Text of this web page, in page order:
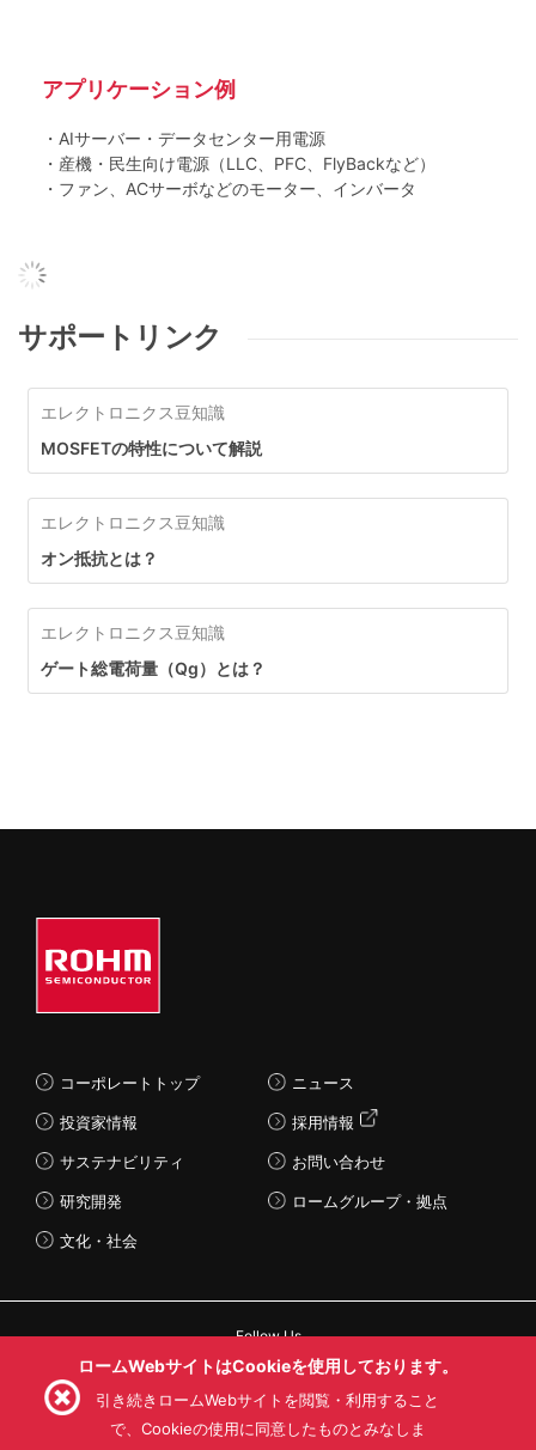
アプリケーション例
・AIサーバー・データセンター用電源
・産機・民生向け電源（LLC、PFC、FlyBackなど）
・ファン、ACサーボなどのモーター、インバータ
サポートリンク
エレクトロニクス豆知識
MOSFETの特性について解説
エレクトロニクス豆知識
オン抵抗とは？
エレクトロニクス豆知識
ゲート総電荷量（Qg）とは？
コーポレートトップ
投資家情報
サステナビリティ
研究開発
文化・社会
ニュース
採用情報
お問い合わせ
ロームグループ・拠点
Follow Us
ロームWebサイトはCookieを使用しております。
引き続きロームWebサイトを閲覧・利用すること
で、Cookieの使用に同意したものとみなしま